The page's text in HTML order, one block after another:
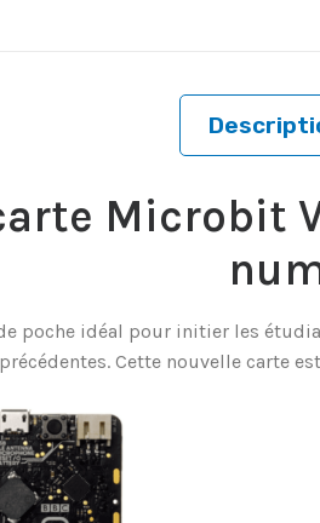
Microbit
poche idéal pour initier les
Cette nouvelle carte